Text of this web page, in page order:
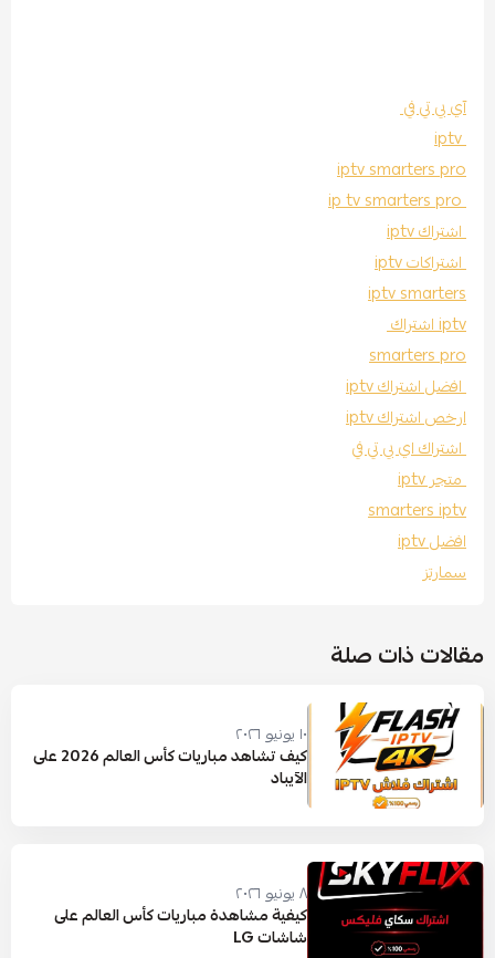
آي بي تي في
iptv
iptv smarters pro
ip tv smarters pro
اشتراك iptv
اشتراكات iptv
iptv smarters
iptv اشتراك
smarters pro
افضل اشتراك iptv
ارخص اشتراك iptv
اشتراك اي بي تي في
متجر iptv
smarters iptv
افضل iptv
سمارتز
مقالات ذات صلة
١٠ يونيو ٢٠٢٦
كيف تشاهد مباريات كأس العالم 2026 على
الآيباد
٨ يونيو ٢٠٢٦
كيفية مشاهدة مباريات كأس العالم على
شاشات LG